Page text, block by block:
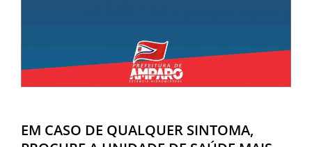
EM CASO DE QUALQUER SINTOMA,